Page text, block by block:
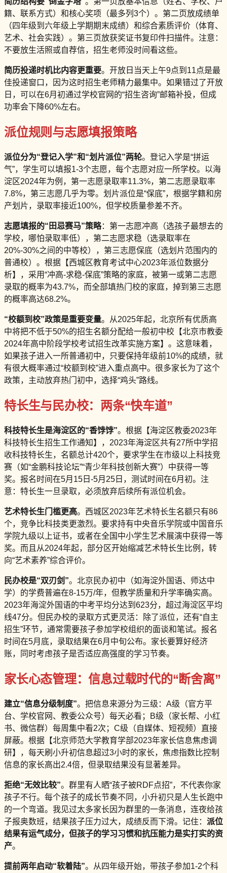
籍、联系方式）和核心奖项（最多列3个）。第二页放成绩单
（四年级到六年级上学期期末成绩）和综合素质评价（体育、
艺术、社会实践）。第三页放获奖证书复印件扫描件。注意：
不要放生活照或自荐信，招生老师没时间看这些。
简历投递时机比内容更重要。开放日当天上午9点到11点是最
佳投递窗口，因为这时招生老师精力最集中。如果错过了开放
日，可以在6月初通过学校官网的“招生咨询”邮箱补投，但成
功率会下降60%左右。
派位规则与志愿填报策略
派位分为“登记入学”和“划片派位”两轮。登记入学是“拼运
气”，学生可以填报1-3个志愿，每个志愿对应一所学校。以海
淀区2024年为例，第一志愿录取率11.3%，第二志愿录取率
7.8%，第三志愿几乎为零。划片派位是“保底”，根据学籍和房
产划片，录取率接近100%，但学校质量参差不齐。
志愿填报的“田忌赛马”策略：第一志愿冲高（选孩子最想去的
学校，哪怕录取率低），第二志愿求稳（选录取率在
20%-30%之间的中等校），第三志愿保底（选划片范围内的
普通校）。根据【西城区教育考试中心2023年派位数据分
析】，采用“冲高-求稳-保底”策略的家庭，被第一或第二志愿
录取的概率为43.7%，而全部填热门校的家庭，掉到第三志愿
的概率高达68.2%。
“校额到校”政策是重要变量。从2025年起，北京所有优质高
中将把不低于50%的招生名额分配给一般初中校【北京市教委
2024年高中阶段学校考试招生改革实施方案】。这意味着，
如果孩子进入一所普通初中，只要保持年级前10%的成绩，就
有很大概率通过“校额到校”进入重点高中。很多家长为了这个
政策，主动放弃热门初中，选择“鸡头”路线。
特长生与民办校：两条“快车道”
科技特长生是海淀区的“香饽饽”。根据【海淀区教委2023年
科技特长生招生工作通知】，2023年海淀区共有27所中学招
收科技特长生，名额总计420个，要求学生在市级以上科技竞
赛（如“金鹏科技论坛”“青少年科技创新大赛”）中获得一等
奖。报名时间在5月15日-5月25日，测试时间在6月初。注
意：特长生一旦录取，必须放弃后续所有派位机会。
艺术特长生门槛更高。西城区2023年艺术特长生名额只有86
个，竞争比科技类更激烈。要求持有中央音乐学院或中国音乐
学院九级以上证书，或者在全国中小学生艺术展演中获得一等
奖。而且从2024年起，部分区开始缩减艺术特长生比例，转
向“艺术素养”综合评价。
民办校是“双刃剑”。北京民办初中（如海淀外国语、师达中
学）的学费普遍在8-15万/年，但教学质量和升学率确实高。
2023年海淀外国语的中考平均分达到623分，超过海淀区平均
线47分。但民办校的录取方式更灵活：除了派位，还有“自主
招生”环节，通常需要孩子参加学校组织的面谈和笔试。报名
时间在5月底，录取结果在6月中旬公布。家长要算好经济
账，同时考虑孩子是否适应高强度的学习节奏。
家长心态管理：信息过载时代的“断舍离”
建立“信息分级制度”。把信息来源分为三级：A级（官方平
台、学校官网、教委公众号）每天必看；B级（家长帮、小红
书、微信群）每周集中看2次；C级（自媒体、短视频）直接
屏蔽。根据【北京师范大学教育学部2023年家长信息焦虑调
研】，每天刷小升初信息超过3小时的家长，焦虑指数比控制
信息的家长高出2.4倍，但录取结果没有显著差异。
拒绝“无效比较”。群里有人晒“孩子被RDF点招”，不代表你家
孩子不行。每个孩子的成长节奏不同，小升初只是人生长跑中
的一个弯道。我见过太多家长因为群里的一条消息，连夜给孩
子报奥数班，结果孩子压力过大，成绩反而下滑。记住： 派位
结果有运气成分，但孩子的学习习惯和抗压能力是实打实的资
产。
提前两年启动“软着陆”。从四年级开始，带孩子参加1-2个科